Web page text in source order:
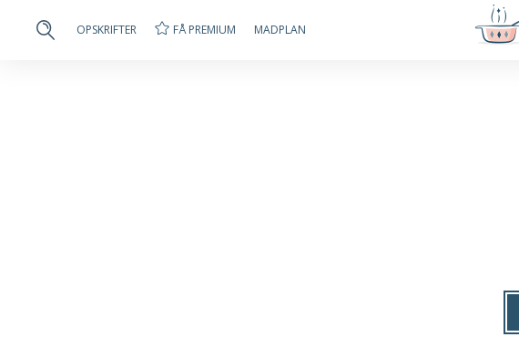
OPSKRIFTER FÅ PREMIUM MADPLAN